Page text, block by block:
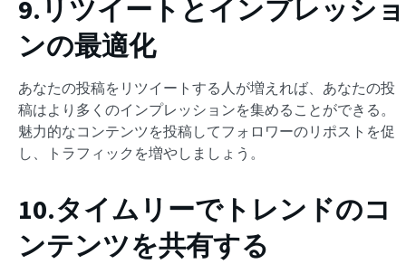
9.リツイートとインプレッショ
ンの最適化
あなたの投稿をリツイートする人が増えれば、あなたの投
稿はより多くのインプレッションを集めることができる。
魅力的なコンテンツを投稿してフォロワーのリポストを促
し、トラフィックを増やしましょう。
10.タイムリーでトレンドのコ
ンテンツを共有する